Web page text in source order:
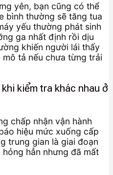
yên, bạn cũng có thể
bình thường sẽ tăng tua
yếu thường phát sinh
ga nhất định rồi dịu
khiến người lái thấy
tả nếu chưa từng trải
kiểm tra khác nhau ở
chấp nhận vận hành
hiệu mức xuống cấp
trung gian là giai đoạn
hẳn nhưng đã mất